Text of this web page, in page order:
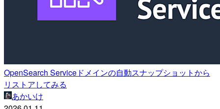
OpenSearch Serviceドメインの自動スナップショットから
リストアしてみる
あかいけ